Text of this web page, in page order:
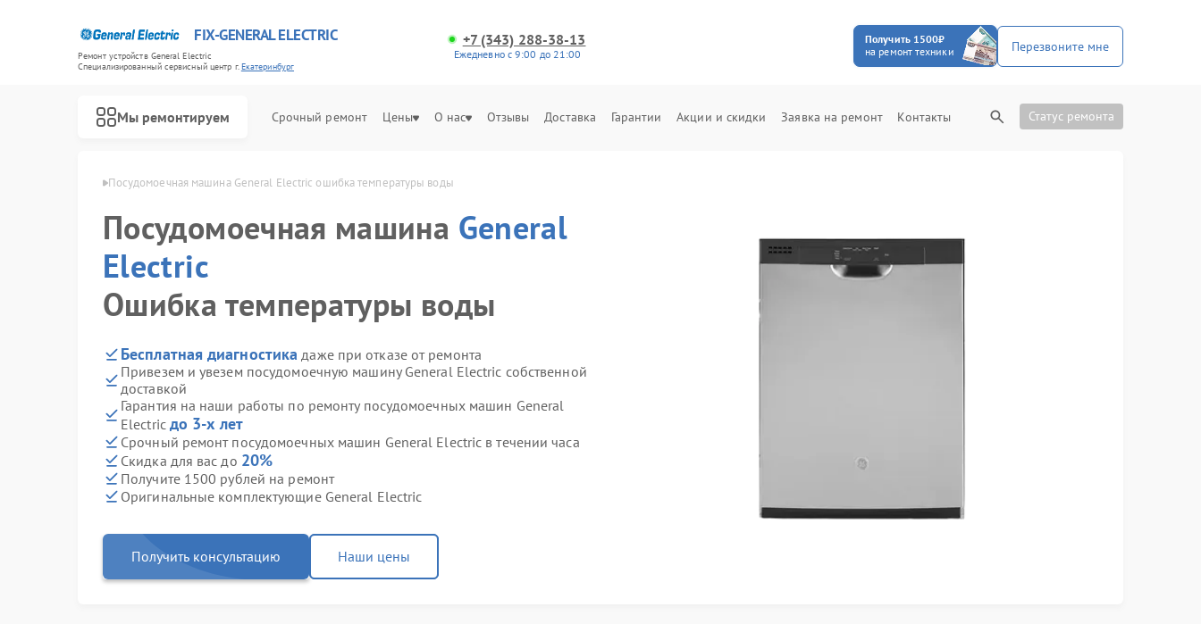
FIX-GENERAL ELECTRIC
Ремонт устройств General Electric
Специализированный cервисный центр г.Екатеринбург
+7 (343) 288-38-13
Ежедневно с 9:00 до 21:00
Получить 1500₽
на ремонт техники
Перезвоните мне
Мы ремонтируем Срочный ремонт Цены О нас Отзывы Доставка Гарантии Акции и скидки Заявка на ремонт Контакты Статус ремонта
Посудомоечная машина General Electric ошибка температуры воды
Посудомоечная машина General
Electric
Ошибка температуры воды
Бесплатная диагностика даже при отказе от ремонта
Привезем и увезем посудомоечную машину General Electric собственной
доставкой
Гарантия на наши работы по ремонту посудомоечных машин General
Electric до 3-х лет
Срочный ремонт посудомоечных машин General Electric в течении часа
Скидка для вас до 20%
Получите 1500 рублей на ремонт
Оригинальные комплектующие General Electric
Получить консультацию Наши цены